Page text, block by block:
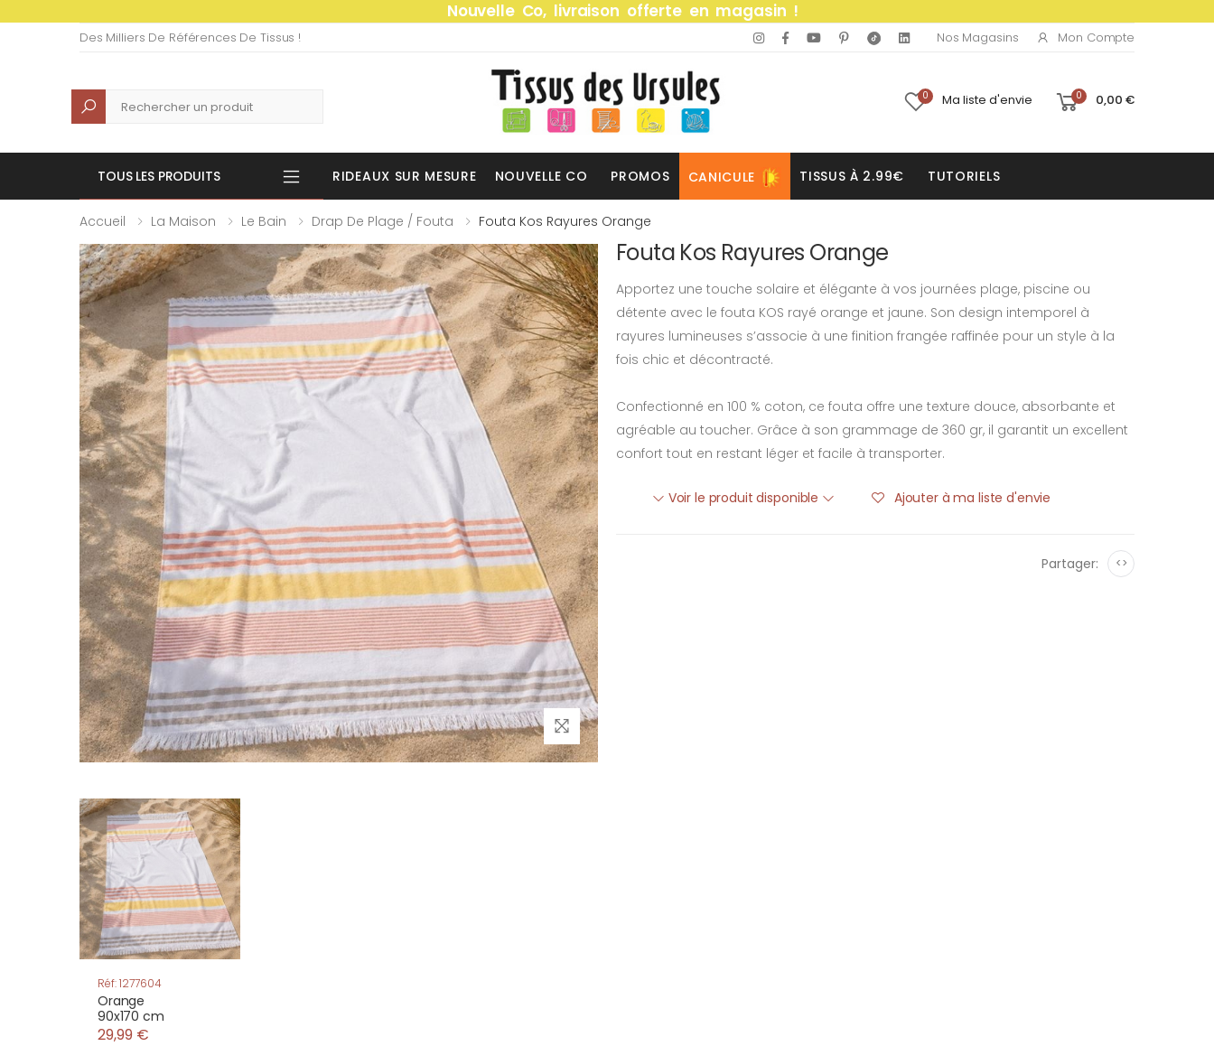
Nouvelle Co, livraison offerte en magasin !
Des Milliers De Références De Tissus ! Nos Magasins Mon Compte
Recherche 0 Ma liste d'envie 0 0,00 €
TOUS LES PRODUITS RIDEAUX SUR MESURE NOUVELLE CO PROMOS CANICULE TISSUS À 2.99€ TUTORIELS
Accueil La Maison Le Bain Drap De Plage / Fouta Fouta Kos Rayures Orange
Fouta Kos Rayures Orange
Apportez une touche solaire et élégante à vos journées plage, piscine ou
détente avec le fouta KOS rayé orange et jaune. Son design intemporel à
rayures lumineuses s’associe à une finition frangée raffinée pour un style à la
fois chic et décontracté.
Confectionné en 100 % coton, ce fouta offre une texture douce, absorbante et
agréable au toucher. Grâce à son grammage de 360 gr, il garantit un excellent
confort tout en restant léger et facile à transporter.
Voir le produit disponible Ajouter à ma liste d'envie
Partager: <>
Réf: 1277604
Orange
90x170 cm
29,99 €